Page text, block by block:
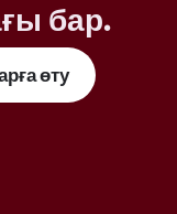
бар.
өту